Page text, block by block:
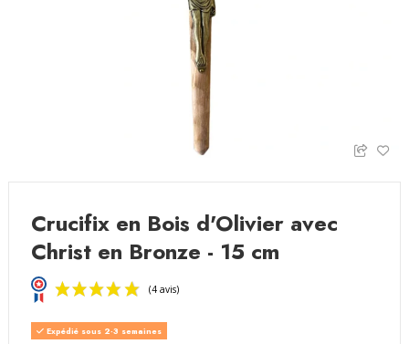
Crucifix en Bois d'Olivier avec
Christ en Bronze - 15 cm
Expédié sous 2-3 semaines